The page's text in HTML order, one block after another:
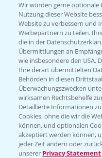
NEU:
MaisTer Power Flexx
06.05.2025
Wir würden gerne optionale
Nutzung dieser Website
Website zu verbessern und
Werbepartnern zu teilen.
die in der
Übermittlungen an
wie insbesondere den USA.
Ihre derart übermittelten
Behörden in diesen
Überwachungszwecken
wirksamen Rechtsbehelfe
Detaillierte Informationen
Cookies, ohne die wir die
können, und optionalen
akzeptiert werden können,
jeder Zeit ändern oder
unserer Privacy Statement